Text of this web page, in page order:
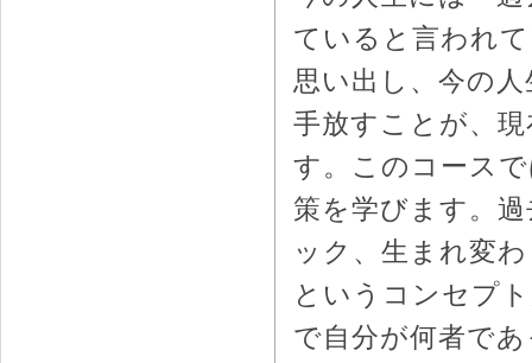
ていると言われ
思い出し、今の
手放すことが、
す。このコース
策を学びます。
ック、生まれ変
というコンセプ
で自分が何者で